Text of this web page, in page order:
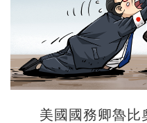
美國國務卿魯比